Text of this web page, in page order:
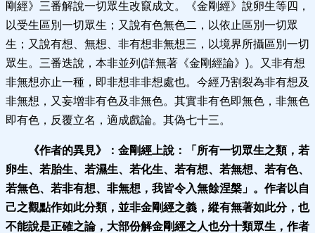
剛經》三番解說一切眾生改竄成文。《金剛經》說卵生等四，
以受生區別一切眾生；又說有色無色二，以依止區別一切眾
生；又說有想、無想、非有想非無想三，以境界所攝區別一切
眾生。三番迭說，本非並列(詳無著《金剛經論》)。又非有想
非無想亦止一種，即非想非非想處也。今經乃割裂為非有想及
非無想，又妄增非有色及非無色。其實非有色即無色，非無色
即有色，反覆立名，適成戲論。其偽七十三。
《作者的異見》： 金剛經上說：「所有一切眾生之類，若
卵生、若胎生、若濕生、若化生、若有想、若無想、若有色、
若無色、若非有想、非無想，我皆令入無餘涅槃」。作者以自
己之觀點作如此分類，並非金剛經之義，縱有無著如此分，也
不能說是正確之論，大部份解金剛經之人也分十類眾生，作者